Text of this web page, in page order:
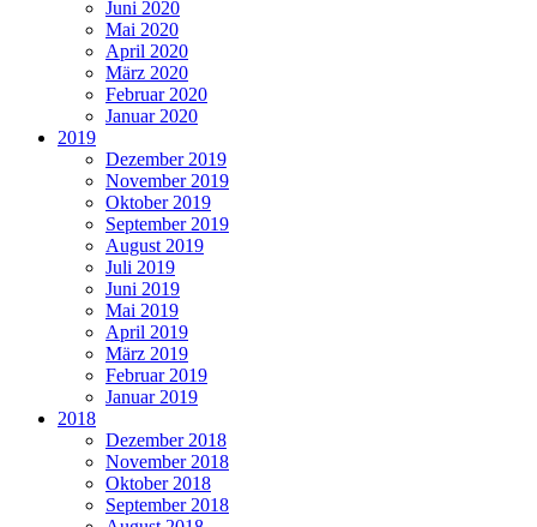
Juni 2020
Mai 2020
April 2020
März 2020
Februar 2020
Januar 2020
2019
Dezember 2019
November 2019
Oktober 2019
September 2019
August 2019
Juli 2019
Juni 2019
Mai 2019
April 2019
März 2019
Februar 2019
Januar 2019
2018
Dezember 2018
November 2018
Oktober 2018
September 2018